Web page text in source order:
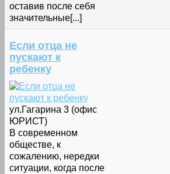
оставив после себя
значительные[...]
Если отца не
пускают к
ребенку
ул.Гагарина 3 (офис
ЮРИСТ)
В современном
обществе, к
сожалению, нередки
ситуации, когда после